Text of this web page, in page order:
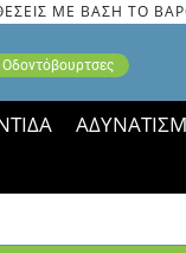
ΜΕ ΒΑΣΗ ΤΟ
Οδοντόβουρτσες